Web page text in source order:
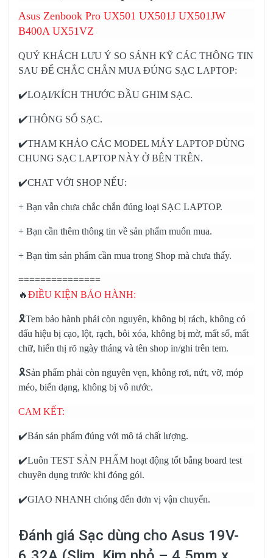
Asus Zenbook Pro UX501 UX501J UX501JW
B400A UX51VZ
QUÝ KHÁCH LƯU Ý SO SÁNH KỸ CÁC THÔNG TIN
SAU ĐỂ CHẮC CHẮN MUA ĐÚNG SẠC LAPTOP:
✔️LOẠI/KÍCH THƯỚC ĐẦU GHIM SẠC.
✔️THÔNG SỐ SẠC.
✔️THAM KHẢO CÁC MODEL MÁY LAPTOP DÙNG
CHUNG SẠC LAPTOP NÀY Ở BÊN TRÊN.
✔️CHAT VỚI SHOP NẾU:
+ Bạn vẫn chưa chắc chắn đúng loại SẠC LAPTOP.
+ Bạn cần thêm thông tin về sản phẩm muốn mua.
+ Bạn tìm sản phẩm cần mua trong Shop mà chưa thấy.
===============
🔥ĐIỀU KIỆN BẢO HÀNH:
🎗️Tem bảo hành phải còn nguyên, không bị rách, không có
dấu hiệu bị cạo, lột, rạch, bôi xóa, không bị mờ, mất số, mất
chữ, hiển thị rõ ngày tháng và tên shop in/ghi trên tem.
🎗️Sản phẩm phải còn nguyên vẹn, không rơi, nứt, vỡ, móp
méo, biến dạng, không bị vô nước.
CAM KẾT:
✔️Bán sản phẩm đúng với mô tả chất lượng.
✔️Luôn TEST SẢN PHẨM hoạt động tốt bằng board test
chuyên dụng trước khi đóng gói.
✔️GIAO NHANH chóng đến đơn vị vận chuyển.
Đánh giá Sạc dùng cho Asus 19V-